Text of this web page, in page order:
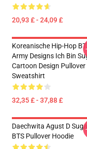
20,93 £ - 24,09 £
Koreanische Hip-Hop
Army Designs Ich Bin
Cartoon Design Pullover
Sweatshirt
32,35 £ - 37,88 £
Daechwita Agust D
BTS Pullover Hoodie